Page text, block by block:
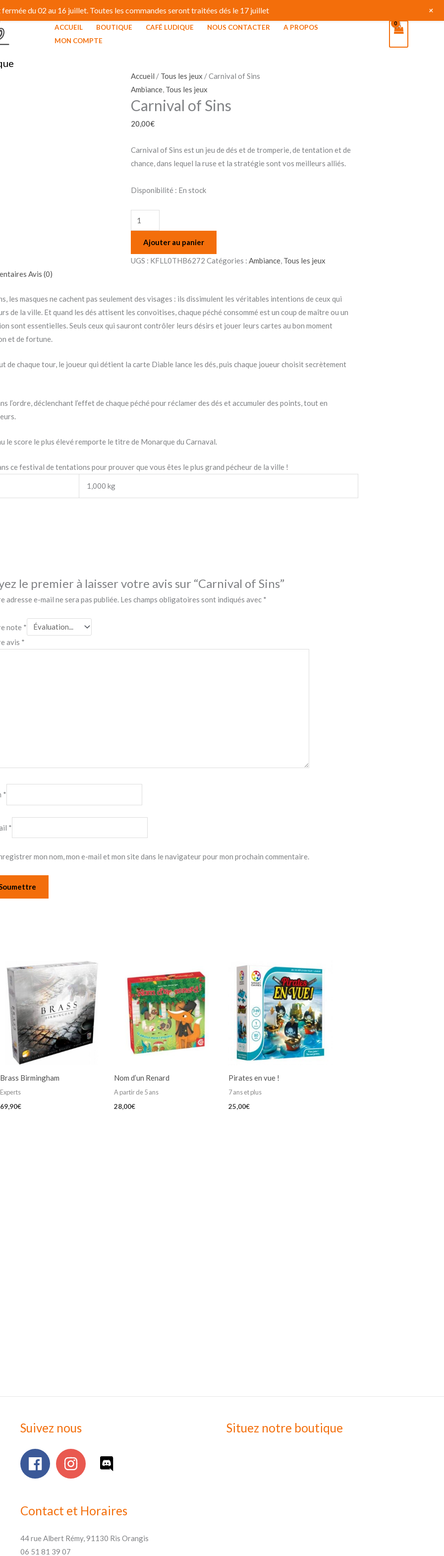
ACCUEIL BOUTIQUE CAFÉ LUDIQUE NOUS CONTACTER
A PROPOS
MON COMPTE
Accueil / Tous les jeux / Carnival of Sins
Ambiance, Tous les jeux
Carnival of Sins
20,00€
Carnival of Sins est un jeu de dés et de tromperie, de tentation et de
chance, dans lequel la ruse et la stratégie sont vos meilleurs alliés.
Disponibilité : En stock
of
Sins
Ajouter au panier
UGS : KFLL0THB6272 Catégories : Ambiance, Tous les jeux
Avis (0)
les masques ne cachent pas seulement des visages : ils dissimulent les véritables intentions de ceux qui
de la ville. Et quand les dés attisent les convoitises, chaque péché consommé est un coup de maître ou un
sont essentielles. Seuls ceux qui sauront contrôler leurs désirs et jouer leurs cartes au bon moment
et de fortune.
de chaque tour, le joueur qui détient la carte Diable lance les dés, puis chaque joueur choisit secrètement
l’ordre, déclenchant l’effet de chaque péché pour réclamer des dés et accumuler des points, tout en
le score le plus élevé remporte le titre de Monarque du Carnaval.
ce festival de tentations pour prouver que vous êtes le plus grand pécheur de la ville !
1,000 kg
le premier à laisser votre avis sur “Carnival of Sins”
adresse e-mail ne sera pas publiée. Les champs obligatoires sont indiqués avec *
note *
avis *
*
*
mon nom, mon e-mail et mon site dans le navigateur pour mon prochain commentaire.
Brass Birmingham
Experts
69,90€
Nom d’un Renard
A partir de 5 ans
28,00€
Pirates en vue !
7 ans et plus
25,00€
Suivez nous
Contact et Horaires
44 rue Albert Rémy, 91130 Ris Orangis
06 51 81 39 07
Situez notre boutique
fermée du 02 au 16 juillet. Toutes les commandes seront traitées dés le 17 juillet +